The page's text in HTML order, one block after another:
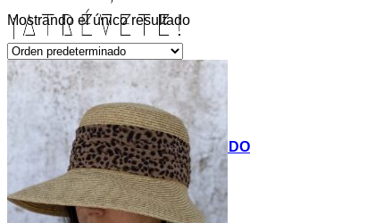
INICIO
TIENDA
MIS COSITAS POR EL MUNDO
EL COMIENZO
BLOG
PAGOS
CONTACTO
Mostrando el único resultado